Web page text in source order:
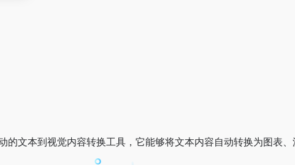
的文本到视觉内容转换工具，它能够将文本内容自动转换为图表、